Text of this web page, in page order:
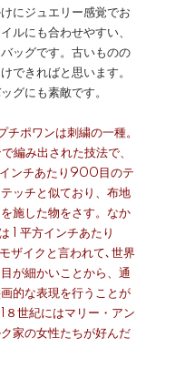
にジュエリー感覚でお
ルにも合わせやすい、
ッグです。古いものの
できればと思います。
グにも素敵です。
ポワンは刺繍の一種。
編み出された技法で、
インチあたり900目のテ
ッチと似ており、布地
施した物をさす。なか
1 平方インチあたり
ザイクと言われて､世界
が細かいことから、通
的な表現を行うことが
８世紀にはマリー・アン
家の女性たちが好んだ